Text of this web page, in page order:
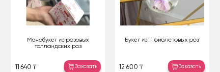
Монобукет из розовых
голландских роз
11 640 ₸ Заказать
Букет из 11 фиолетовых роз
12 600 ₸ Заказать